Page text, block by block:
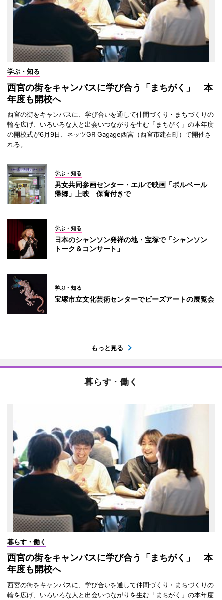
学ぶ・知る
西宮の街をキャンパスに学び合う「まちがく」 本
年度も開校へ
西宮の街をキャンパスに、学び合いを通して仲間づくり・まちづくりの
輪を広げ、いろいろな人と出会いつながりを生む「まちがく」の本年度
の開校式が6月9日、ネッツGR Gagage西宮（西宮市建石町）で開催さ
れる。
学ぶ・知る
男女共同参画センター・エルで映画「ボルベール
帰郷」上映 保育付きで
学ぶ・知る
日本のシャンソン発祥の地・宝塚で「シャンソン
トーク＆コンサート」
学ぶ・知る
宝塚市立文化芸術センターでビーズアートの展覧会
もっと見る
暮らす・働く
暮らす・働く
西宮の街をキャンパスに学び合う「まちがく」 本
年度も開校へ
西宮の街をキャンパスに、学び合いを通して仲間づくり・まちづくりの
輪を広げ、いろいろな人と出会いつながりを生む「まちがく」の本年度